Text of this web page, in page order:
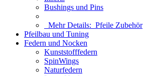
Bushings und Pins
Mehr Details: Pfeile Zubehör
Pfeilbau und Tuning
Federn und Nocken
Kunststofffedern
SpinWings
Naturfedern